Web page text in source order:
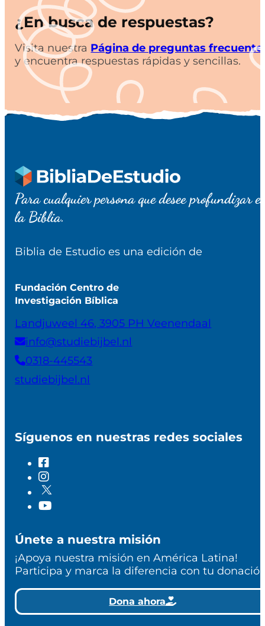
¿En busca de respuestas?
Visita nuestra Página de preguntas
y encuentra respuestas rápidas y sencillas.
Para cualquier persona que desee profundizar
la Biblia.
Biblia de Estudio es una edición de
Fundación Centro de
Investigación Bíblica
Landjuweel 46, 3905 PH Veenendaal
info@studiebijbel.nl
0318-445543
studiebijbel.nl
Síguenos en nuestras redes sociales
Únete a nuestra misión
¡Apoya nuestra misión en América Latina!
Participa y marca la diferencia con tu
Dona ahora